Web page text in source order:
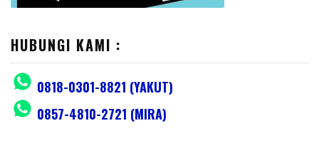
HUBUNGI KAMI :
0818-0301-8821 (YAKUT)
0857-4810-2721 (MIRA)